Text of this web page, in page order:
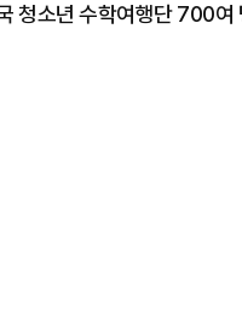
청소년 수학여행단 700